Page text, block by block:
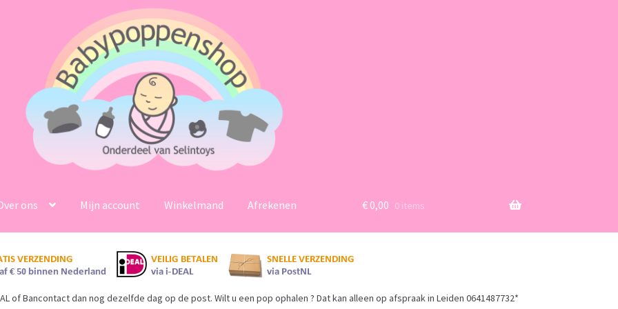
ons Mijn account Winkelmand Afrekenen €0,00 0 items
of Bancontact dan nog dezelfde dag op de post. Wilt u een pop ophalen ? Dat kan alleen op afspraak in Leiden 0641487732*